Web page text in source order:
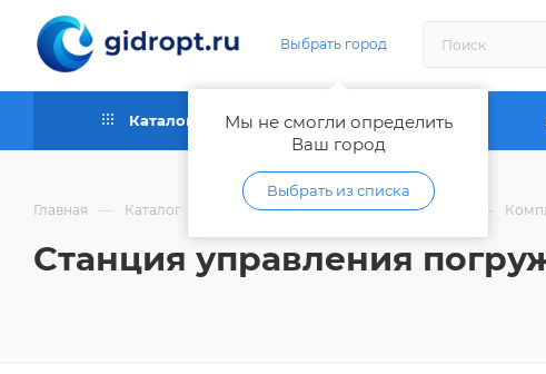
Выбрать город
Мы не смогли определить
Ваш город
Выбрать из списка
Каталог Как купить
Главная — Каталог Насосы — Погружные насосы —
Станция управления